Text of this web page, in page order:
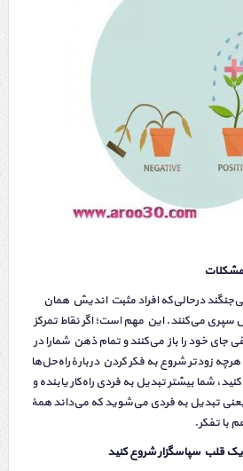
مشکلات
درحالی‌که افراد مثبت اندیش همان
سپری می‌کنند. این مهم است؛ اگر نقاط تمرکز
جای خود را باز می‌کنند و تمام ذهن شمارا در
زودتر شروع به فکر کردن دربارهٔ راه‌حل‌ها
شما بیشتر تبدیل به فردی راه‌کار یابنده و
تبدیل به فردی می‌شوید که می‌داند همهٔ
با تفکر.
یک قلب سپاسگزار شروع کنید